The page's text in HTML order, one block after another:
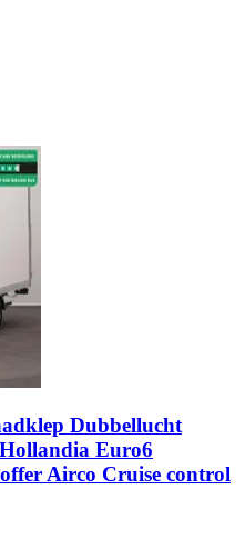
Dubbellucht
Euro6
Airco Cruise control